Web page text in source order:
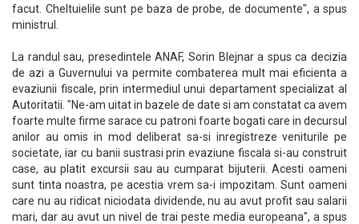
facut. Cheltuielile sunt pe baza de probe, de documente", a spus
ministrul.
La randul sau, presedintele ANAF, Sorin Blejnar a spus ca decizia
de azi a Guvernului va permite combaterea mult mai eficienta a
evaziunii fiscale, prin intermediul unui departament specializat al
Autoritatii. "Ne-am uitat in bazele de date si am constatat ca avem
foarte multe firme sarace cu patroni foarte bogati care in decursul
anilor au omis in mod deliberat sa-si inregistreze veniturile pe
societate, iar cu banii sustrasi prin evaziune fiscala si-au construit
case, au platit excursii sau au cumparat bijuterii. Acesti oameni
sunt tinta noastra, pe acestia vrem sa-i impozitam. Sunt oameni
care nu au ridicat niciodata dividende, nu au avut profit sau salarii
mari, dar au avut un nivel de trai peste media europeana", a spus